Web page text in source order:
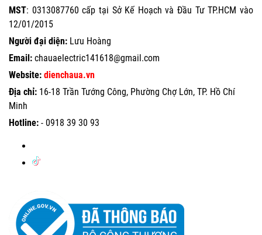
MST: 0313087760 cấp tại Sở Kế Hoạch và Đầu Tư TP.HCM vào
12/01/2015
Người đại diện: Lưu Hoàng
Email: chauaelectric141618@gmail.com
Website: dienchaua.vn
Địa chỉ: 16-18 Trần Tướng Công, Phường Chợ Lớn, TP. Hồ Chí
Minh
Hotline: - 0918 39 30 93